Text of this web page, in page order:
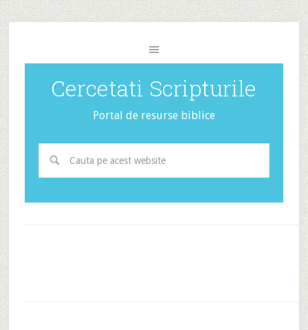
Cercetati Scripturile
Portal de resurse biblice